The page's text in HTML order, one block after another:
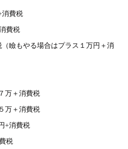
費税
費税
もやる場合はプラス１万円＋消
万＋消費税
万＋消費税
+消費税
税